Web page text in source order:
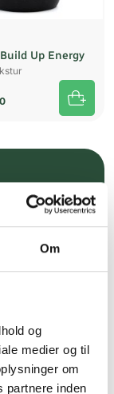
Om
og
medier og til
om
partnere inden
Up Energy
i Kbh)
DAO